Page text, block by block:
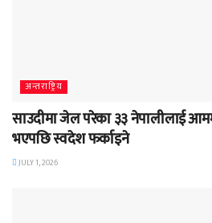
अन्तराष्ट्रिय
साउदीमा जेल परेका ३३ नेपालीलाई
भएपछि स्वदेश फर्काइने
JULY 1, 2026